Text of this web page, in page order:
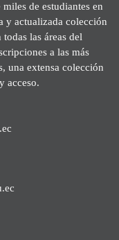
de estudiantes en
y actualizada colección
las áreas del
a las más
una extensa colección
acceso.